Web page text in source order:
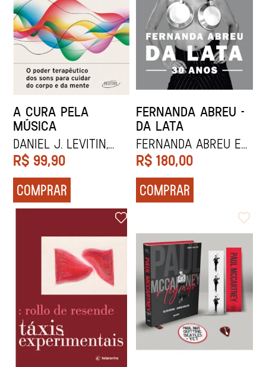
A CURA PELA
MÚSICA
Daniel J. Levitin,
Renato Marques,
Estúdio Foresti
Design e Filipa
Damião Pinto
R$ 99,90
COMPRAR
FERNANDA ABREU -
DA LATA
Fernanda Abreu e
Luiz Stein
R$ 180,00
COMPRAR